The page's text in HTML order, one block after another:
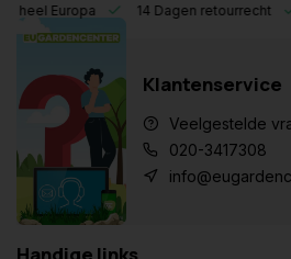
Europa 14 Dagen retourrecht
Klantenservice
Veelgestelde
020-3417308
Handige links